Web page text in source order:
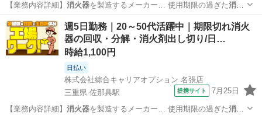
【業務内容詳細】 消火器 を製造するメーカー… 使用期限の過ぎた消火
器を回収し、 分解と… 報】使用期限切れの消火器 【職場の雰囲気…
三重 伊賀市 佐那具駅 工場
週5日勤務｜20～50代活躍中｜期限切れ消火
器の回収・分解・消火剤出し切り/日…
時給1,100円
日払い
株式会社綜合キャリアオプション 名張店
三重県 佐那具駅
提携サイト 7月25日
【業務内容詳細】 消火器 を製造するメーカー… 使用期限の過ぎた消火